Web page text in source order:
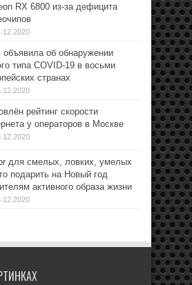
RX 6800 из-за дефицита
об обнаружении
типа COVID-19 в восьми
странах
рейтинг скорости
у операторов в Москве
для смелых, ловких, умелых
подарить на Новый год
активного образа жизни